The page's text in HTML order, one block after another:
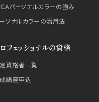
パーソナルカラーの強み
ソナルカラーの活用法
フェッショナルの資格
資格者一覧
講座申込